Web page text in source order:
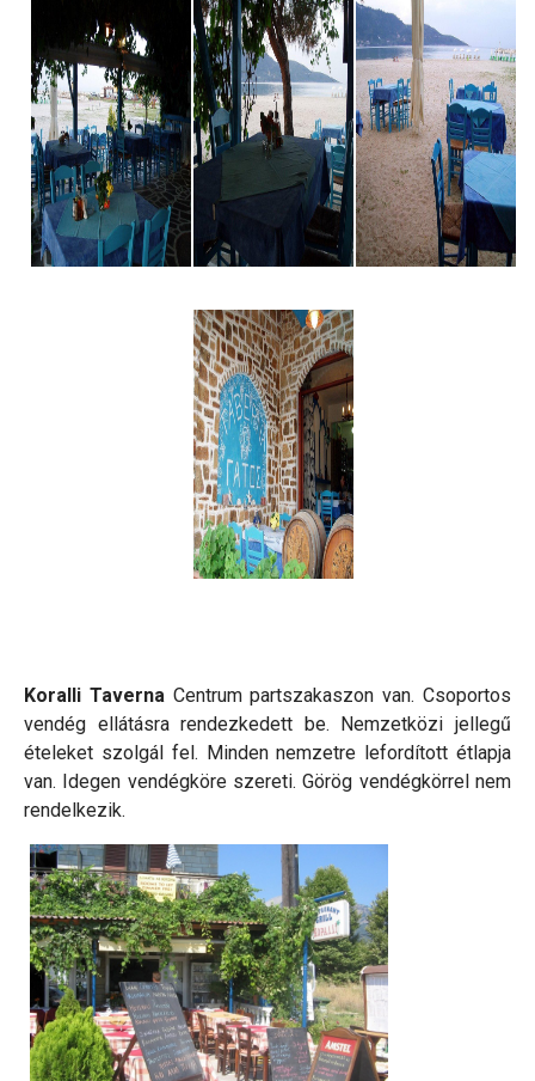
Koralli Taverna Centrum partszakaszon van. Csoportos
vendég ellátásra rendezkedett be. Nemzetközi jellegű
ételeket szolgál fel. Minden nemzetre lefordított étlapja
van. Idegen vendégköre szereti. Görög vendégkörrel nem
rendelkezik.